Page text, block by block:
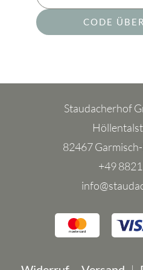
CODE
Staudacherhof
82467
+49